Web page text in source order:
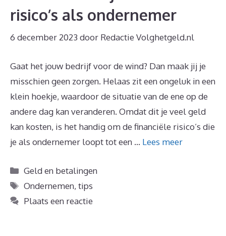
risico’s als ondernemer
6 december 2023 door Redactie Volghetgeld.nl
Gaat het jouw bedrijf voor de wind? Dan maak jij je
misschien geen zorgen. Helaas zit een ongeluk in een
klein hoekje, waardoor de situatie van de ene op de
andere dag kan veranderen. Omdat dit je veel geld
kan kosten, is het handig om de financiële risico’s die
je als ondernemer loopt tot een … Lees meer
Categorieën
Geld en betalingen
Tags
Ondernemen,tips
Plaats een reactie